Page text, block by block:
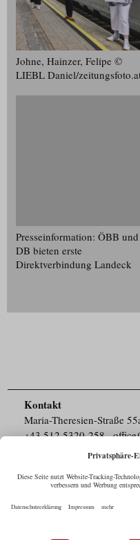
Johne, Hainzer, Felipe ©
LIEBL Daniel/​
Presseinformation: ÖBB und
DB bieten erste
Direktverbindung Landeck
Kontakt
Maria-Theresien-Straße
+43.512.5320-258,
Pressebereich
Commercials in Tirol
Drehorte in Tirol